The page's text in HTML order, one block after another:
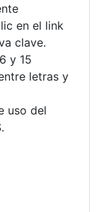
en el link
clave.
y 15
letras y
uso del